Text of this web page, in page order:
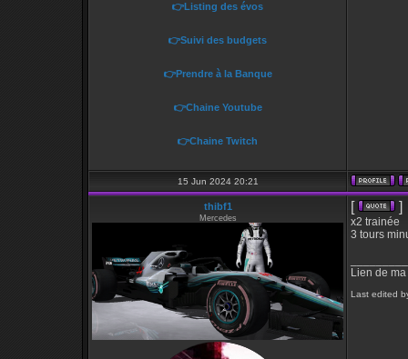
👉Listing des évos
👉Suivi des budgets
👉Prendre à la Banque
👉Chaine Youtube
👉Chaine Twitch
15 Jun 2024 20:21
thibf1
Mercedes
[ ]
x2 trainée
3 tours
Lien de
Last edited